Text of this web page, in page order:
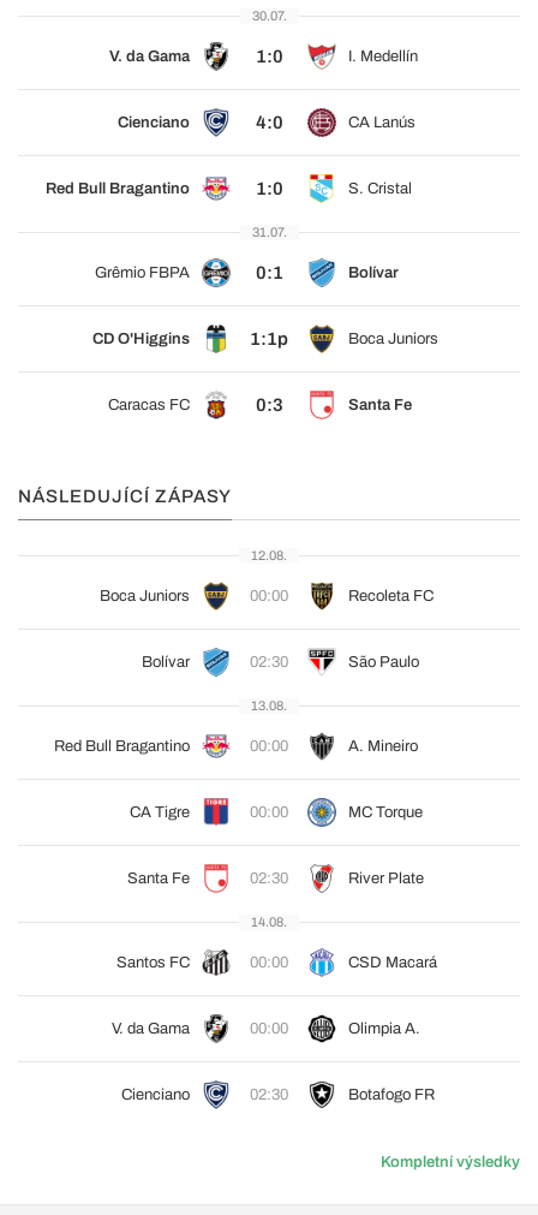
30.07.
V. da Gama 1:0 I. Medellín
Cienciano 4:0 CA Lanús
Red Bull Bragantino 1:0 S. Cristal
31.07.
Grêmio FBPA 0:1 Bolívar
CD O'Higgins 1:1p Boca Juniors
Caracas FC 0:3 Santa Fe
NÁSLEDUJÍCÍ ZÁPASY
12.08.
Boca Juniors 00:00 Recoleta FC
Bolívar 02:30 São Paulo
13.08.
Red Bull Bragantino 00:00 A. Mineiro
CA Tigre 00:00 MC Torque
Santa Fe 02:30 River Plate
14.08.
Santos FC 00:00 CSD Macará
V. da Gama 00:00 Olimpia A.
Cienciano 02:30 Botafogo FR
Kompletní výsledky